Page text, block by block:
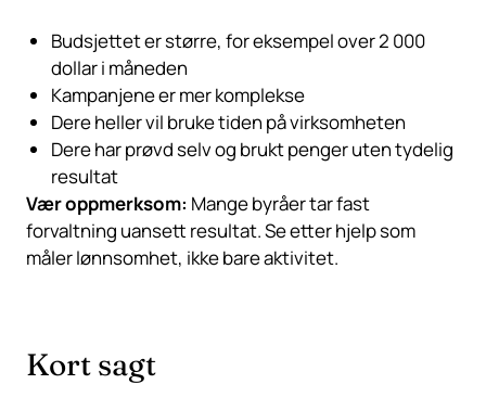
Budsjettet er større, for eksempel over 2 000
dollar i måneden
Kampanjene er mer komplekse
Dere heller vil bruke tiden på virksomheten
Dere har prøvd selv og brukt penger uten tydelig
resultat
Vær oppmerksom: Mange byråer tar fast
forvaltning uansett resultat. Se etter hjelp som
måler lønnsomhet, ikke bare aktivitet.
Kort sagt